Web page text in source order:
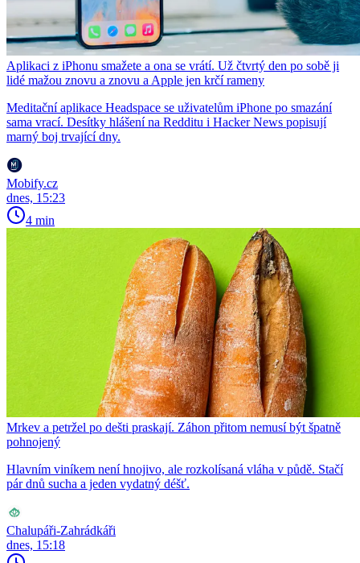
Aplikaci z iPhonu smažete a ona se vrátí. Už čtvrtý den po sobě ji
lidé mažou znovu a znovu a Apple jen krčí rameny
Meditační aplikace Headspace se uživatelům iPhone po smazání
sama vrací. Desítky hlášení na Redditu i Hacker News popisují
marný boj trvající dny.
Mobify.cz
dnes, 15:23
4 min
Mrkev a petržel po dešti praskají. Záhon přitom nemusí být špatně
pohnojený
Hlavním viníkem není hnojivo, ale rozkolísaná vláha v půdě. Stačí
pár dnů sucha a jeden vydatný déšť.
Chalupáři-Zahrádkáři
dnes, 15:18